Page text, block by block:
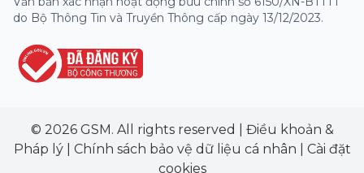
do Bộ Thông Tin và Truyền Thông cấp ngày 13/12/2023.
© 2026 GSM. All rights reserved
Điều khoản &
Pháp lý| Chính sách bảo vệ dữ liệu cá nhân
Cài đặt
cookies